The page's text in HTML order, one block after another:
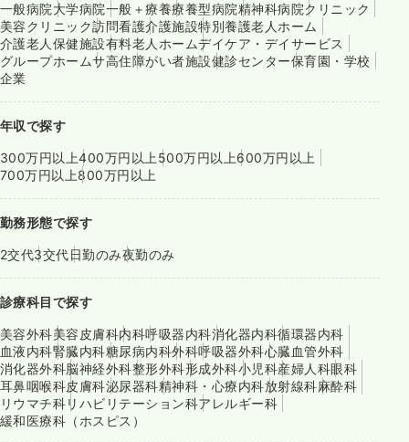
一般病院大学病院一般＋療養療養型病院精神科病院クリニック
美容クリニック訪問看護介護施設特別養護老人ホーム
介護老人保健施設有料老人ホームデイケア・デイサービス
グループホームサ高住障がい者施設健診センター保育園・学校
企業
年収で探す
300万円以上400万円以上 500万円以上600万円以上
700万円以上800万円以上
勤務形態で探す
2交代3交代日勤のみ夜勤のみ
診療科目で探す
美容外科美容皮膚科内科呼吸器内科消化器内科循環器内科
血液内科腎臓内科糖尿病内科外科呼吸器外科心臓血管外科
消化器外科脳神経外科整形外科形成外科小児科産婦人科眼科
耳鼻咽喉科皮膚科泌尿器科精神科・心療内科放射線科麻酔科
リウマチ科リハビリテーション科アレルギー科
緩和医療科（ホスピス）